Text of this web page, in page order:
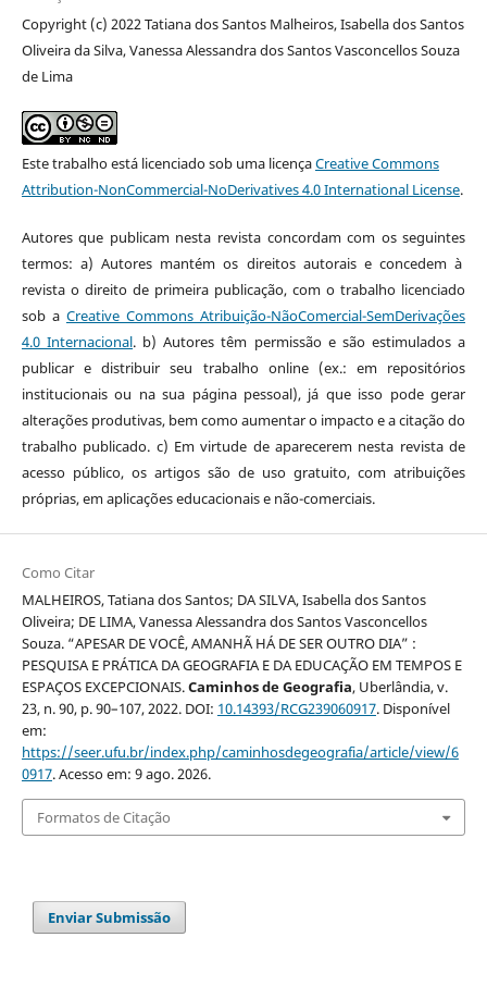
Copyright (c) 2022 Tatiana dos Santos Malheiros, Isabella dos Santos
Oliveira da Silva, Vanessa Alessandra dos Santos Vasconcellos Souza
de Lima
Este trabalho está licenciado sob uma licençaCreative Commons
Attribution-NonCommercial-NoDerivatives 4.0 International License.
Autores que publicam nesta revista concordam com os seguintes
termos: a) Autores mantém os direitos autorais e concedem à
revista o direito de primeira publicação, com o trabalho licenciado
sob a Creative Commons Atribuição-NãoComercial-SemDerivações
4.0 Internacional. b) Autores têm permissão e são estimulados a
publicar e distribuir seu trabalho online (ex.: em repositórios
institucionais ou na sua página pessoal), já que isso pode gerar
alterações produtivas, bem como aumentar o impacto e a citação do
trabalho publicado. c) Em virtude de aparecerem nesta revista de
acesso público, os artigos são de uso gratuito, com atribuições
próprias, em aplicações educacionais e não-comerciais.
Como Citar
MALHEIROS, Tatiana dos Santos; DA SILVA, Isabella dos Santos
Oliveira; DE LIMA, Vanessa Alessandra dos Santos Vasconcellos
Souza. “APESAR DE VOCÊ, AMANHÃ HÁ DE SER OUTRO DIA” :
PESQUISA E PRÁTICA DA GEOGRAFIA E DA EDUCAÇÃO EM TEMPOS E
ESPAÇOS EXCEPCIONAIS.Caminhos de Geografia, Uberlândia, v.
23, n. 90, p. 90–107, 2022. DOI: 10.14393/RCG239060917. Disponível
em:
https://seer.ufu.br/index.php/caminhosdegeografia/article/view/6
0917. Acesso em: 9 ago. 2026.
Formatos de Citação
Enviar Submissão